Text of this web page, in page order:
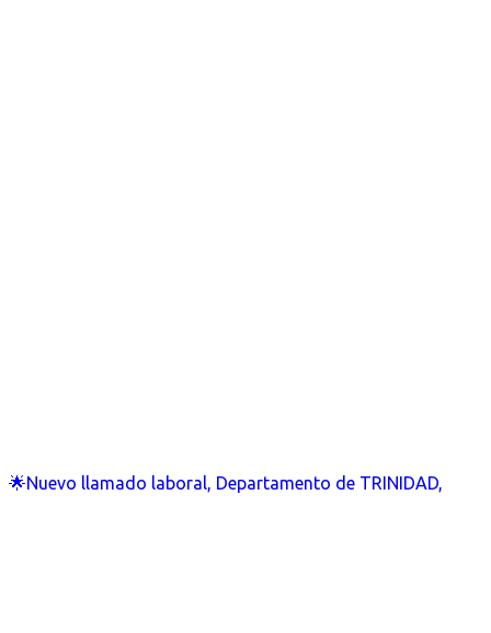
🌟Nuevo llamado laboral, Departamento de TRINIDAD,